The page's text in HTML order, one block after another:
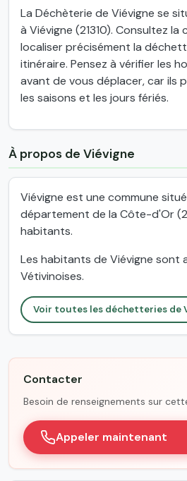
La Déchèterie de Viévigne se
à Viévigne (21310). Consultez
localiser précisément la
itinéraire. Pensez à vérifier les
avant de vous déplacer, car ils
les saisons et les jours fériés.
À propos de Viévigne
Viévigne est une commune
département de la Côte-d'Or
habitants.
Les habitants de Viévigne sont
Vétivinoises.
Voir toutes les déchetteries de
Contacter
Besoin de renseignements sur
Appeler maintenant